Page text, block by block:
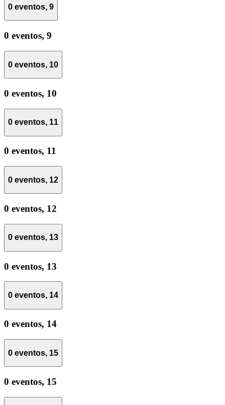
0 eventos, 9
0 eventos, 9
0 eventos, 10
0 eventos, 10
0 eventos, 11
0 eventos, 11
0 eventos, 12
0 eventos, 12
0 eventos, 13
0 eventos, 13
0 eventos, 14
0 eventos, 14
0 eventos, 15
0 eventos, 15